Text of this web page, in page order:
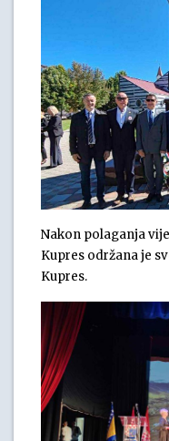
Nakon polaganja
Kupres održana je
Kupres.